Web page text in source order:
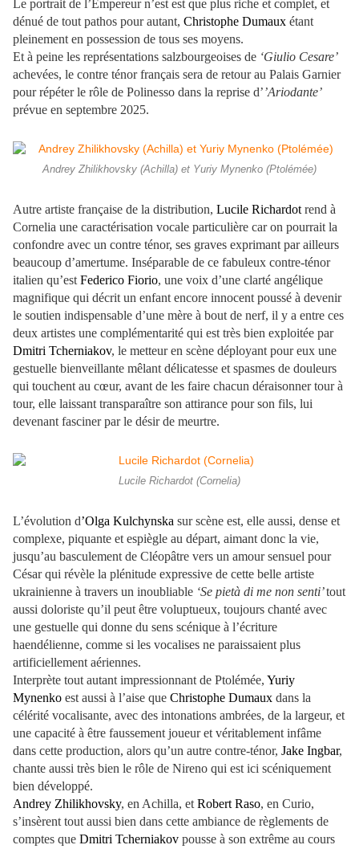
Le portrait de l’Empereur n’est est que plus riche et complet, et
dénué de tout pathos pour autant, Christophe Dumaux étant
pleinement en possession de tous ses moyens.
Et à peine les représentations salzbourgeoises de ‘Giulio Cesare’
achevées, le contre ténor français sera de retour au Palais Garnier
pour répéter le rôle de Polinesso dans la reprise d’’Ariodante’
prévue en septembre 2025.
Andrey Zhilikhovsky (Achilla) et Yuriy Mynenko (Ptolémée)
Autre artiste française de la distribution, Lucile Richardot rend à
Cornelia une caractérisation vocale particulière car on pourrait la
confondre avec un contre ténor, ses graves exprimant par ailleurs
beaucoup d’amertume. Inséparable de ce fabuleux contre-ténor
italien qu’est Federico Fiorio, une voix d’une clarté angélique
magnifique qui décrit un enfant encore innocent poussé à devenir
le soutien indispensable d’une mère à bout de nerf, il y a entre ces
deux artistes une complémentarité qui est très bien exploitée par
Dmitri Tcherniakov, le metteur en scène déployant pour eux une
gestuelle bienveillante mêlant délicatesse et spasmes de douleurs
qui touchent au cœur, avant de les faire chacun déraisonner tour à
tour, elle laissant transparaître son attirance pour son fils, lui
devenant fasciner par le désir de meurtre.
Lucile Richardot (Cornelia)
L’évolution d’Olga Kulchynska sur scène est, elle aussi, dense et
complexe, piquante et espiègle au départ, aimant donc la vie,
jusqu’au basculement de Cléopâtre vers un amour sensuel pour
César qui révèle la plénitude expressive de cette belle artiste
ukrainienne à travers un inoubliable ‘Se pietà di me non senti’tout
aussi doloriste qu’il peut être voluptueux, toujours chanté avec
une gestuelle qui donne du sens scénique à l’écriture
haendélienne, comme si les vocalises ne paraissaient plus
artificiellement aériennes.
Interprète tout autant impressionnant de Ptolémée, Yuriy
Mynenko est aussi à l’aise que Christophe Dumaux dans la
célérité vocalisante, avec des intonations ambrées, de la largeur, et
une capacité à être faussement joueur et véritablement infâme
dans cette production, alors qu’un autre contre-ténor, Jake Ingbar,
chante aussi très bien le rôle de Nireno qui est ici scéniquement
bien développé.
Andrey Zhilikhovsky, en Achilla, et Robert Raso, en Curio,
s’insèrent tout aussi bien dans cette ambiance de règlements de
comptes que Dmitri Tcherniakov pousse à son extrême au cours